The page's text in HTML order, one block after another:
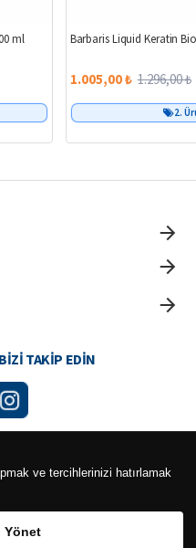
ml Barbaris Liquid Keratin
1.005,00 ₺ 1.296,00 ₺
2.
TAKIP EDIN
Şirketi 2026 ©
ve tercihlerinizi hatırlamak
Yönet